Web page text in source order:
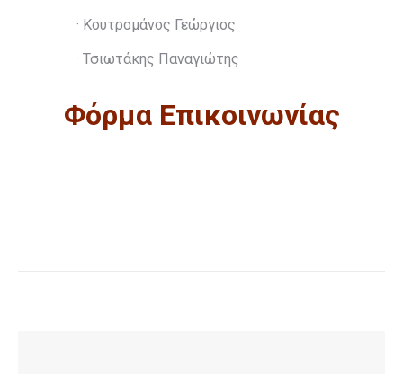
· Κουτρομάνος Γεώργιος
· Τσιωτάκης Παναγιώτης
Φόρμα Επικοινωνίας